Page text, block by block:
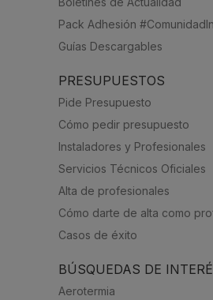
Pack Adhesión
Guías Descargables
PRESUPUESTOS
Pide Presupuesto
Cómo pedir presupuesto
Instaladores y Profesionales
Servicios Técnicos Oficiales
Alta de profesionales
Cómo darte de alta como
Casos de éxito
BÚSQUEDAS DE
Aerotermia